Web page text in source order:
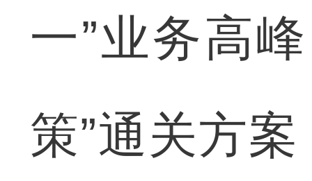
一”业务高
策”通关方